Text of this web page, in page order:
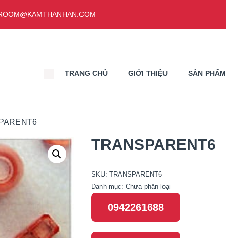
TRANG CHỦ GIỚI THIỆU SẢN PHẨM
TRANSPARENT6
SKU: TRANSPARENT6
Danh mục: Chưa phân loại
0942261688